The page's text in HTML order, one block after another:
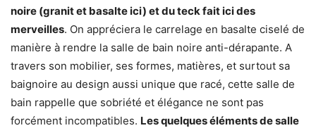
noire (granit et basalte ici) et du teck fait ici des
merveilles. On appréciera le carrelage en basalte ciselé de
manière à rendre la salle de bain noire anti-dérapante. A
travers son mobilier, ses formes, matières, et surtout sa
baignoire au design aussi unique que racé, cette salle de
bain rappelle que sobriété et élégance ne sont pas
forcément incompatibles. Les quelques éléments de salle